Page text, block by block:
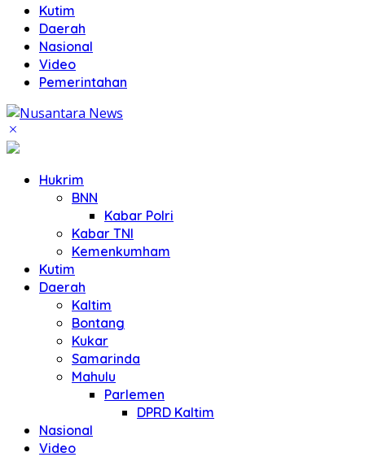
Kutim
Daerah
Nasional
Video
Pemerintahan
Hukrim
BNN
Kabar Polri
Kabar TNI
Kemenkumham
Kutim
Daerah
Kaltim
Bontang
Kukar
Samarinda
Mahulu
Parlemen
DPRD Kaltim
Nasional
Video